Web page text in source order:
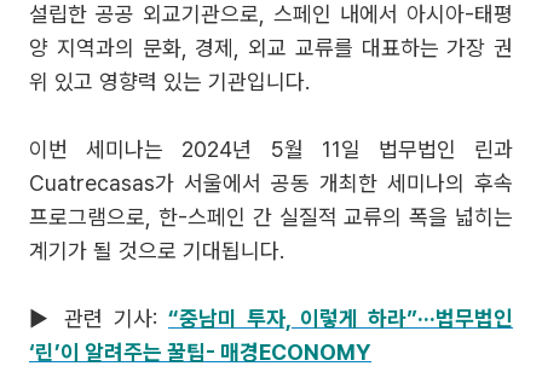
설립한 공공 외교기관으로, 스페인 내에서 아시아-태평
양 지역과의 문화, 경제, 외교 교류를 대표하는 가장 권
위 있고 영향력 있는 기관입니다.
이번 세미나는 2024년 5월 11일 법무법인 린과
Cuatrecasas가 서울에서 공동 개최한 세미나의 후속
프로그램으로, 한-스페인 간 실질적 교류의 폭을 넓히는
계기가 될 것으로 기대됩니다.
▶ 관련 기사: “중남미 투자, 이렇게 하라”···법무법인
‘린’이 알려주는 꿀팁- 매경ECONOMY